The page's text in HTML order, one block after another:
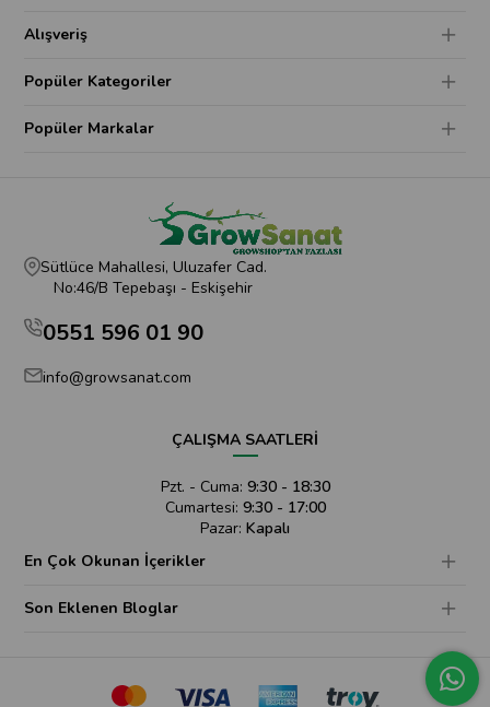
Alışveriş
Popüler Kategoriler
Popüler Markalar
Sütlüce Mahallesi, Uluzafer Cad.
No:46/B Tepebaşı - Eskişehir
0551 596 01 90
info@growsanat.com
ÇALIŞMA SAATLERİ
Pzt. - Cuma: 9:30 - 18:30
Cumartesi: 9:30 - 17:00
Pazar: Kapalı
En Çok Okunan İçerikler
Son Eklenen Bloglar